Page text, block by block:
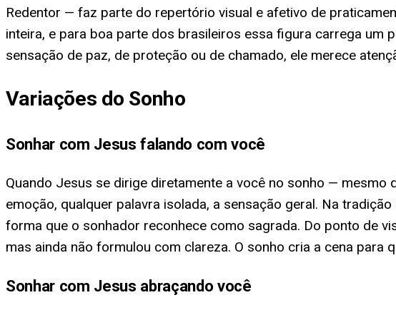
Redentor — faz parte do repertório visual e afetivo de
inteira, e para boa parte dos brasileiros essa figura carrega um
sensação de paz, de proteção ou de chamado, ele merece
Variações do Sonho
Sonhar com Jesus falando com você
Quando Jesus se dirige diretamente a você no sonho —
emoção, qualquer palavra isolada, a sensação geral. Na
forma que o sonhador reconhece como sagrada. Do ponto de
mas ainda não formulou com clareza. O sonho cria a cena para
Sonhar com Jesus abraçando você